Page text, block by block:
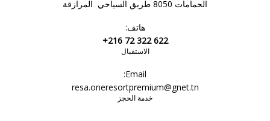
الحمامات 8050 طريق السياحي المرازقة
هاتف:
+216 72 322 622
الاستقبال
Email:
resa.oneresortpremium@gnet.tn
خدمة الحجز